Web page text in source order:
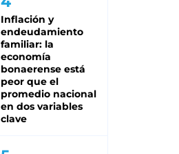
Inflación y
endeudamiento
familiar: la
economía
bonaerense está
peor que el
promedio nacional
en dos variables
clave